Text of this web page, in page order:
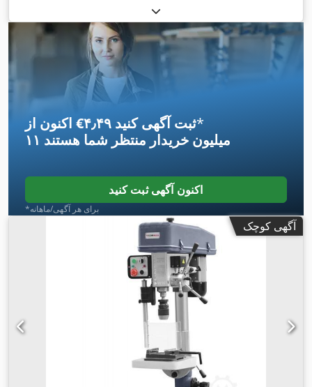
اکنون از ‎€۴٫۴۹ ثبت آگهی کنید*
۱۱ میلیون خریدار منتظر شما هستند
اکنون آگهی ثبت کنید
*برای هر آگهی/ماهانه
آگهی کوچک